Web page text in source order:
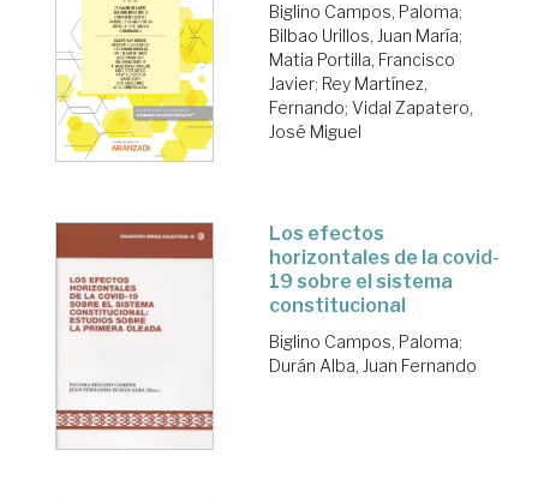
Biglino Campos, Paloma;
Bilbao Urillos, Juan María;
Matia Portilla, Francisco
Javier; Rey Martínez,
Fernando; Vidal Zapatero,
José Miguel
Los efectos
horizontales de la covid-
19 sobre el sistema
constitucional
Biglino Campos, Paloma;
Durán Alba, Juan Fernando